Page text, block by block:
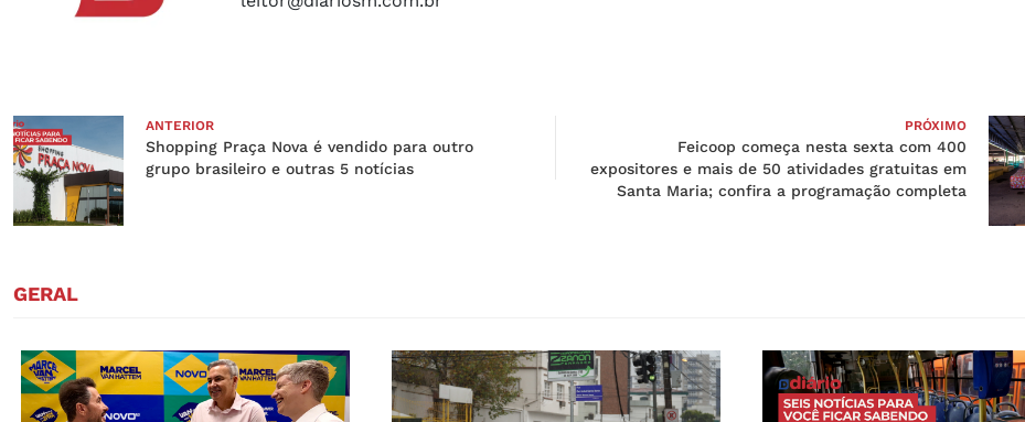
ANTERIOR
Shopping Praça Nova é vendido para outro
grupo brasileiro e outras 5 notícias
PRÓXIMO
Feicoop começa nesta sexta com 400
expositores e mais de 50 atividades gratuitas em
Santa Maria; confira a programação completa
GERAL